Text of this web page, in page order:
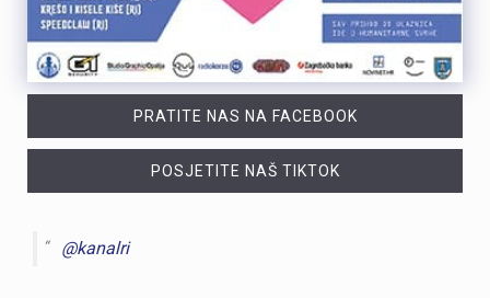
PRATITE NAS NA FACEBOOK
POSJETITE NAŠ TIKTOK
@kanalri